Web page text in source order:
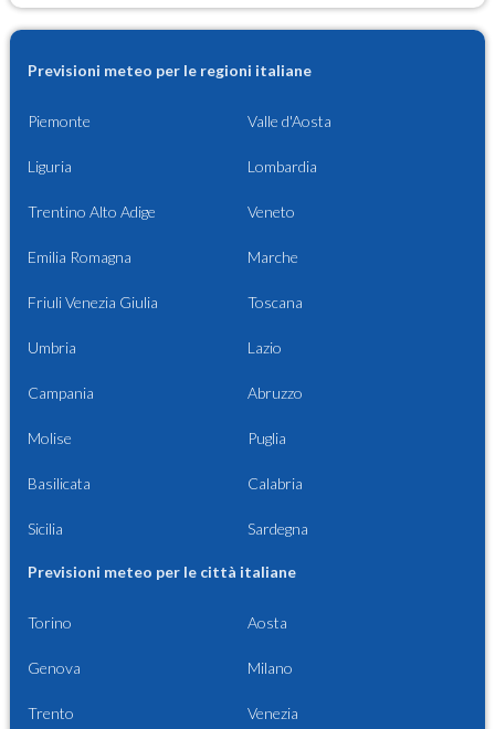
Previsioni meteo per le regioni italiane
Piemonte Valle d'Aosta
Liguria Lombardia
Trentino Alto Adige Veneto
Emilia Romagna Marche
Friuli Venezia Giulia Toscana
Umbria Lazio
Campania Abruzzo
Molise Puglia
Basilicata Calabria
Sicilia Sardegna
Previsioni meteo per le città italiane
Torino Aosta
Genova Milano
Trento Venezia